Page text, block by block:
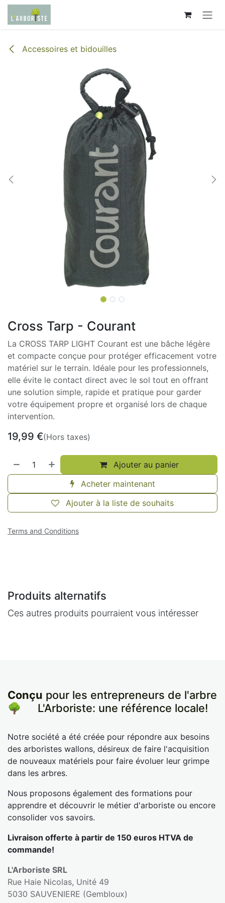
Se rendre au contenu
Accessoires et bidouilles
Cross Tarp - Courant
La CROSS TARP LIGHT Courant est une bâche légère
et compacte conçue pour protéger efficacement votre
matériel sur le terrain. Idéale pour les professionnels,
elle évite le contact direct avec le sol tout en offrant
une solution simple, rapide et pratique pour garder
votre équipement propre et organisé lors de chaque
intervention.
19,99 €(Hors taxes)
Ajouter au panier
Acheter maintenant
Ajouter à la liste de souhaits
Terms and Conditions
Produits alternatifs
Ces autres produits pourraient vous intéresser
Conçu pour les entrepreneurs de l'arbre
🌳
​L'Arboriste: une référence locale!
Notre société a été créée pour répondre aux besoins
des arboristes wallons, désireux de faire l'acquisition
de nouveaux matériels pour faire évoluer leur grimpe
dans les arbres.
Nous proposons également des formations pour
apprendre et découvrir le métier d'arboriste ou encore
consolider vos savoirs.
Livraison offerte à partir de 150 euros HTVA de
commande!
L'Arboriste SRL
Rue Haie Nicolas, Unité 49
5030 SAUVENIERE (Gembloux)